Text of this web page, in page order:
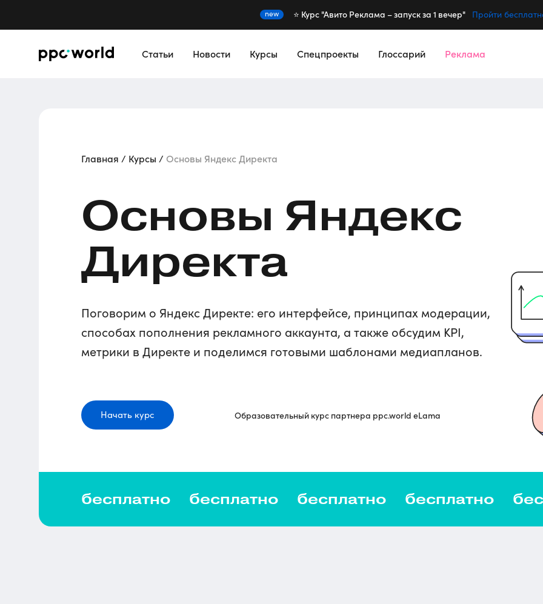
new ⭐️ Курс "Авито Реклама – запуск за 1 вечер" Пройти
Статьи Новости Курсы Спецпроекты Глоссарий Реклама
Главная Курсы Основы Яндекс Директа
Основы Яндекс
Директа
Поговорим о Яндекс Директе: его интерфейсе, принципах модерации,
способах пополнения рекламного аккаунта, а также обсудим KPI,
метрики в Директе и поделимся готовыми шаблонами медиапланов.
Начать курс Образовательный курс партнера ppc.world eLama
бесплатно бесплатно бесплатно бесплатно